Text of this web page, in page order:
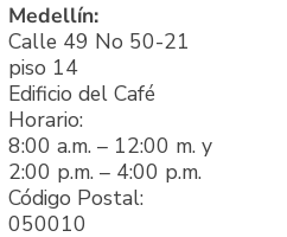
Medellín:
Calle 49 No 50-21
piso 14
Edificio del Café
Horario:
8:00 a.m. – 12:00 m. y
2:00 p.m. – 4:00 p.m.
Código Postal:
050010